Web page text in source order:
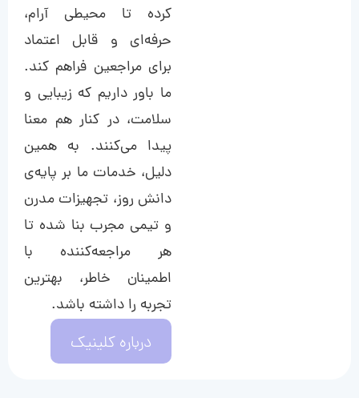
کرده تا محیطی آرام،
حرفه‌ای و قابل اعتماد
برای مراجعین فراهم کند.
ما باور داریم که زیبایی و
سلامت، در کنار هم معنا
پیدا می‌کنند. به همین
دلیل، خدمات ما بر پایه‌ی
دانش روز، تجهیزات مدرن
و تیمی مجرب بنا شده تا
هر مراجعه‌کننده با
اطمینان خاطر، بهترین
تجربه را داشته باشد.
درباره کلینیک